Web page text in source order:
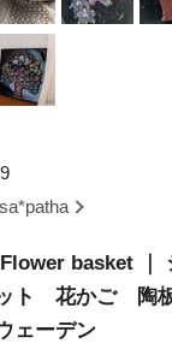
basket ｜
ット 花かご
ェーデン